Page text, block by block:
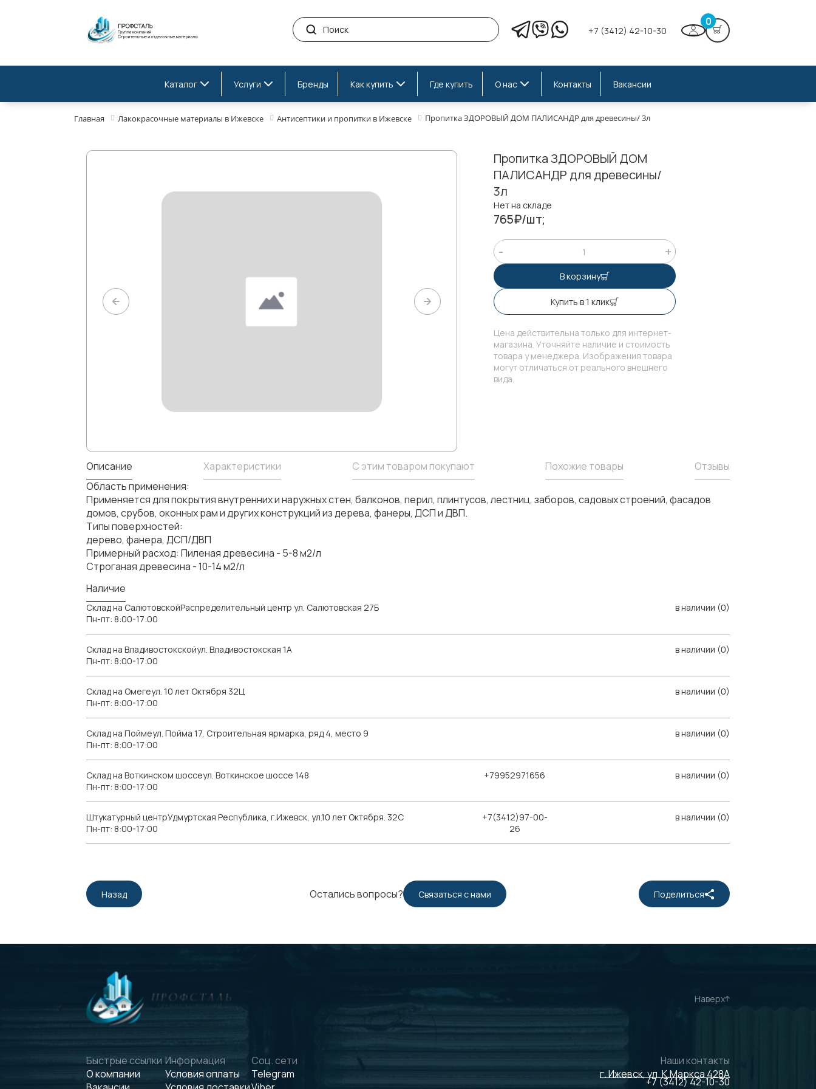
+7 (3412) 42-10-30
0
Каталог Услуги Бренды Как купить Где купить О нас Контакты Вакансии
Главная Лакокрасочные материалы в Ижевске Антисептики и пропитки в Ижевске Пропитка ЗДОРОВЫЙ ДОМ ПАЛИСАНДР для древесины/ 3л
Пропитка ЗДОРОВЫЙ ДОМ
ПАЛИСАНДР для древесины/
3л
Нет на складе
765₽/шт;
В корзину
Купить в 1 клик
Цена действительна только для интернет-
магазина. Уточняйте наличие и стоимость
товара у менеджера. Изображения товара
могут отличаться от реального внешнего
вида.
Описание Характеристики С этим товаром покупают Похожие товары
Отзывы
Область применения:
Применяется для покрытия внутренних и наружных стен, балконов, перил, плинтусов, лестниц, заборов, садовых строений, фасадов
домов, срубов, оконных рам и других конструкций из дерева, фанеры, ДСП и ДВП.
Типы поверхностей:
дерево, фанера, ДСП/ДВП
Примерный расход: Пиленая древесина - 5-8 м2/л
Строганая древесина - 10-14 м2/л
Наличие
Склад на СалютовскойРаспределительный центр ул. Салютовская 27Б
Пн-пт: 8:00-17:00
в наличии (0)
Склад на Владивостокскойул. Владивостокская 1А
Пн-пт: 8:00-17:00
в наличии (0)
Склад на Омегеул. 10 лет Октября 32Ц
Пн-пт: 8:00-17:00
в наличии (0)
Склад на Поймеул. Пойма 17, Строительная ярмарка, ряд 4, место 9
Пн-пт: 8:00-17:00
в наличии (0)
Склад на Воткинском шоссеул. Воткинское шоссе 148
Пн-пт: 8:00-17:00
+79952971656 в наличии (0)
Штукатурный центрУдмуртская Республика, г.Ижевск, ул.10 лет Октября. 32С
Пн-пт: 8:00-17:00
+7(3412)97-00-
26
в наличии (0)
Остались вопросы? Связаться с нами
Назад Поделиться
Наверх
Быстрые ссылки
О компании
Информация
Условия оплаты
Соц. сети
Telegram
Наши контакты
г. Ижевск, ул. К.Маркса 428А
+7 (3412) 42-10-30